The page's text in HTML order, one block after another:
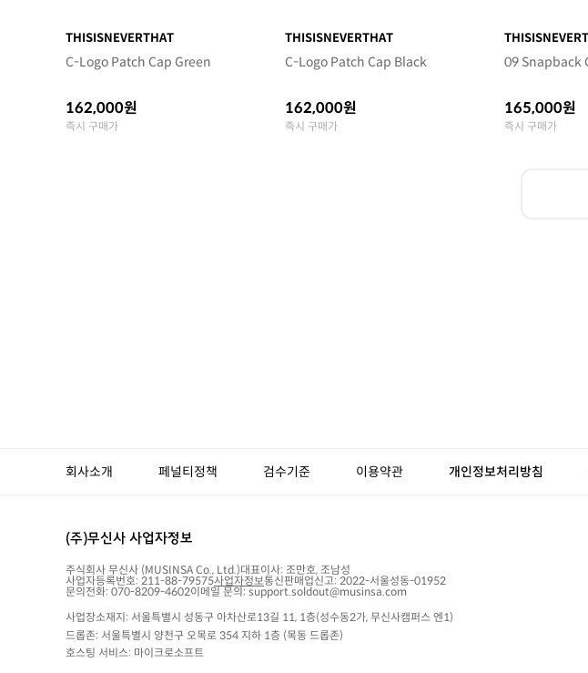
THISISNEVERTHAT
C-Logo Patch Cap Green
162,000원
즉시 구매가
THISISNEVERTHAT
C-Logo Patch Cap Black
162,000원
즉시 구매가
09 Snapback
165,000원
즉시 구매가
회사소개 페널티정책 검수기준 이용약관 개인정보처리방침
(주)무신사 사업자정보
주식회사 무신사 (MUSINSA Co., Ltd.)대표이사: 조만호, 조남성
사업자등록번호: 211-88-79575사업자정보통신판매업신고: 2022-서울성동-01952
문의전화: 070-8209-4602이메일 문의: support.soldout@musinsa.com
사업장소재지: 서울특별시 성동구 아차산로13길 11, 1층(성수동2가, 무신사캠퍼스 엔1)
드롭존: 서울특별시 양천구 오목로 354 지하 1층 (목동 드롭존)
호스팅 서비스: 마이크로소프트